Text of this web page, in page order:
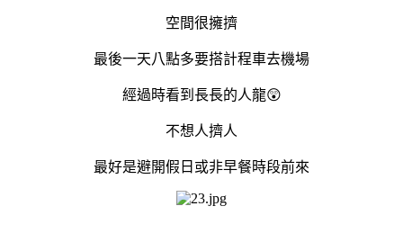
空間很擁擠
最後一天八點多要搭計程車去機場
經過時看到長長的人龍😲
不想人擠人
最好是避開假日或非早餐時段前來